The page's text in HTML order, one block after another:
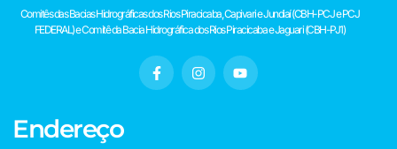
Comitês das Bacias Hidrográficas dos Rios Piracicaba, Capivari e Jundiaí (CBH-PCJ e PCJ
FEDERAL) e Comitê da Bacia Hidrográfica dos Rios Piracicaba e Jaguari (CBH-PJ1)
Endereço